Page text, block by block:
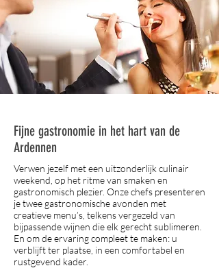
Fijne gastronomie in het hart van de
Ardennen
Verwen jezelf met een uitzonderlijk culinair
weekend, op het ritme van smaken en
gastronomisch plezier. Onze chefs presenteren
je twee gastronomische avonden met
creatieve menu’s, telkens vergezeld van
bijpassende wijnen die elk gerecht sublimeren.
En om de ervaring compleet te maken: u
verblijft ter plaatse, in een comfortabel en
rustgevend kader.